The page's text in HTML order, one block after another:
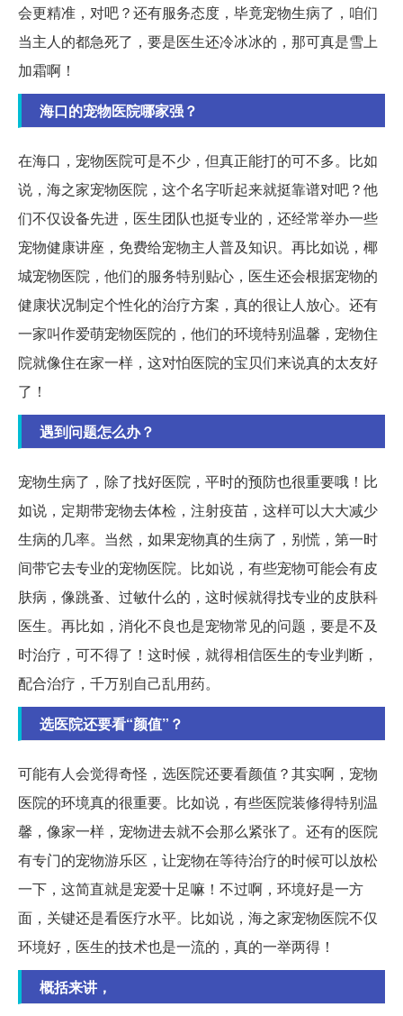
会更精准，对吧？还有服务态度，毕竟宠物生病了，咱们
当主人的都急死了，要是医生还冷冰冰的，那可真是雪上
加霜啊！
海口的宠物医院哪家强？
在海口，宠物医院可是不少，但真正能打的可不多。比如
说，海之家宠物医院，这个名字听起来就挺靠谱对吧？他
们不仅设备先进，医生团队也挺专业的，还经常举办一些
宠物健康讲座，免费给宠物主人普及知识。再比如说，椰
城宠物医院，他们的服务特别贴心，医生还会根据宠物的
健康状况制定个性化的治疗方案，真的很让人放心。还有
一家叫作爱萌宠物医院的，他们的环境特别温馨，宠物住
院就像住在家一样，这对怕医院的宝贝们来说真的太友好
了！
遇到问题怎么办？
宠物生病了，除了找好医院，平时的预防也很重要哦！比
如说，定期带宠物去体检，注射疫苗，这样可以大大减少
生病的几率。当然，如果宠物真的生病了，别慌，第一时
间带它去专业的宠物医院。比如说，有些宠物可能会有皮
肤病，像跳蚤、过敏什么的，这时候就得找专业的皮肤科
医生。再比如，消化不良也是宠物常见的问题，要是不及
时治疗，可不得了！这时候，就得相信医生的专业判断，
配合治疗，千万别自己乱用药。
选医院还要看“颜值”？
可能有人会觉得奇怪，选医院还要看颜值？其实啊，宠物
医院的环境真的很重要。比如说，有些医院装修得特别温
馨，像家一样，宠物进去就不会那么紧张了。还有的医院
有专门的宠物游乐区，让宠物在等待治疗的时候可以放松
一下，这简直就是宠爱十足嘛！不过啊，环境好是一方
面，关键还是看医疗水平。比如说，海之家宠物医院不仅
环境好，医生的技术也是一流的，真的一举两得！
概括来讲，